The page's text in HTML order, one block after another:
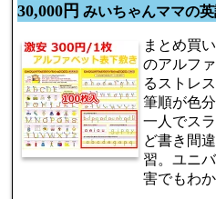
30,000円 みいちゃんママの
まとめ買
のアルフ
るストレ
筆順が色
一人でス
ど書き間
習。ユニ
害でもわ